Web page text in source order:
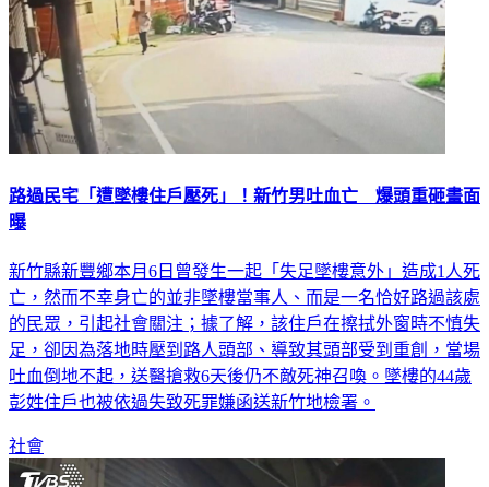
路過民宅「遭墜樓住戶壓死」！新竹男吐血亡 爆頭重砸畫面
曝
新竹縣新豐鄉本月6日曾發生一起「失足墜樓意外」造成1人死
亡，然而不幸身亡的並非墜樓當事人、而是一名恰好路過該處
的民眾，引起社會關注；據了解，該住戶在擦拭外窗時不慎失
足，卻因為落地時壓到路人頭部、導致其頭部受到重創，當場
吐血倒地不起，送醫搶救6天後仍不敵死神召喚。墜樓的44歲
彭姓住戶也被依過失致死罪嫌函送新竹地檢署。
社會